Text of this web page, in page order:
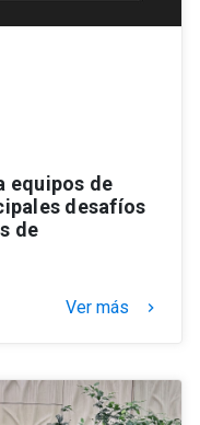
equipos de
desafíos
de
Ver más keyboard_arrow_right